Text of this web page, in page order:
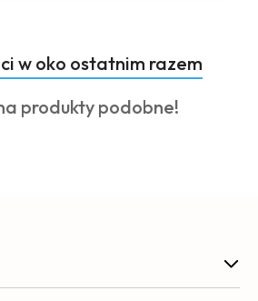
produktów
w oko ostatnim razem
produkty podobne!